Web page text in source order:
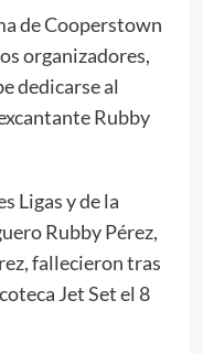
de Cooperstown
organizadores,
dedicarse al
Rubby
Ligas y de la
Rubby Pérez,
fallecieron tras
Jet Set el 8